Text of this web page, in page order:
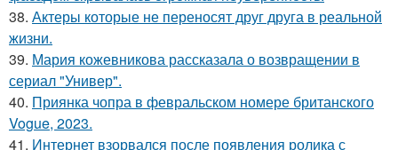
38. Актеры которые не переносят друг друга в реальной
жизни.
39. Мария кожевникова рассказала о возвращении в
сериал "Универ".
40. Приянка чопра в февральском номере британского
Vogue, 2023.
41. Интернет взорвался после появления ролика с